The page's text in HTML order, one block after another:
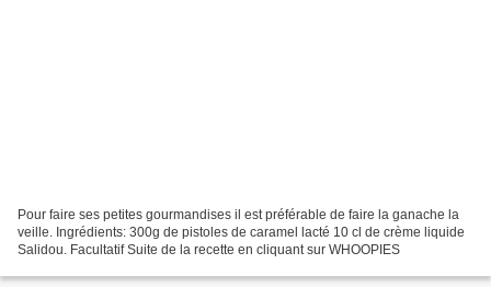
Pour faire ses petites gourmandises il est préférable de faire la ganache la
veille. Ingrédients: 300g de pistoles de caramel lacté 10 cl de crème liquide
Salidou. Facultatif Suite de la recette en cliquant sur WHOOPIES